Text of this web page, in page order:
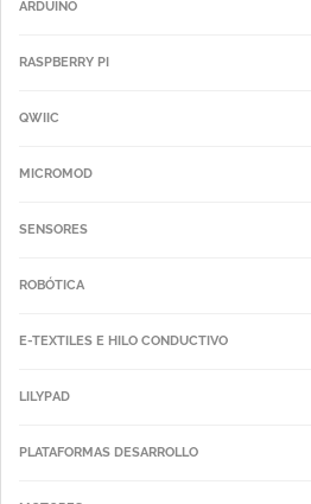
ARDUINO
RASPBERRY PI
QWIIC
MICROMOD
SENSORES
ROBÓTICA
E-TEXTILES E HILO CONDUCTIVO
LILYPAD
PLATAFORMAS DESARROLLO